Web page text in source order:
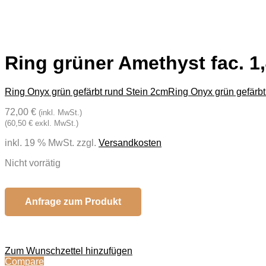
Ring grüner Amethyst fac.
Ring Onyx grün gefärbt rund Stein 2cmRing Onyx grün
72,00 € (inkl. MwSt.)
(60,50 € exkl. MwSt.)
inkl. 19 % MwSt. zzgl. Versandkosten
Nicht vorrätig
Anfrage zum Produkt
Zum Wunschzettel hinzufügen
Compare